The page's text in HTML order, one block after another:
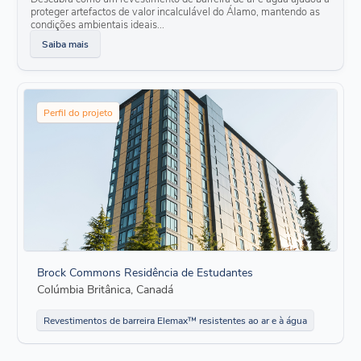
proteger artefactos de valor incalculável do Álamo, mantendo as
condições ambientais ideais...
Saiba mais
Perfil do projeto
Brock Commons Residência de Estudantes
Colúmbia Britânica, Canadá
Revestimentos de barreira Elemax™ resistentes ao ar e à água